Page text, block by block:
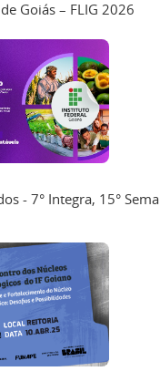
Goiás – FLIG 2026
- 7° Integra, 15°